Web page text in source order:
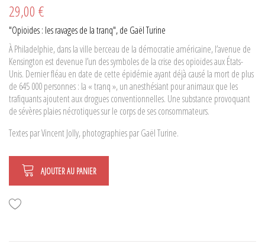
29,00 €
"Opioïdes : les ravages de la tranq", de Gaël Turine
À Philadelphie, dans la ville berceau de la démocratie américaine, l’avenue de
Kensington est devenue l’un des symboles de la crise des opioïdes aux États-
Unis. Dernier fléau en date de cette épidémie ayant déjà causé la mort de plus
de 645 000 personnes : la « tranq », un anesthésiant pour animaux que les
trafiquants ajoutent aux drogues conventionnelles. Une substance provoquant
de sévères plaies nécrotiques sur le corps de ses consommateurs.
Textes par Vincent Jolly, photographies par Gaël Turine.
AJOUTER AU PANIER